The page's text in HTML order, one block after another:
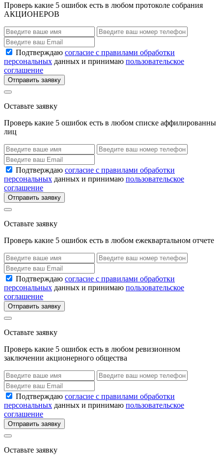
Проверь какие 5 ошибок есть в любом протоколе собрания
АКЦИОНЕРОВ
Подтверждаю согласие с правилами обработки
персональных данных и принимаю пользовательское
соглашение
Отправить заявку
Оставьте заявку
Проверь какие 5 ошибок есть в любом списке аффилированны
лиц
Подтверждаю согласие с правилами обработки
персональных данных и принимаю пользовательское
соглашение
Отправить заявку
Оставьте заявку
Проверь какие 5 ошибок есть в любом ежеквартальном отчете
Подтверждаю согласие с правилами обработки
персональных данных и принимаю пользовательское
соглашение
Отправить заявку
Оставьте заявку
Проверь какие 5 ошибок есть в любом ревизионном
заключении акционерного общества
Подтверждаю согласие с правилами обработки
персональных данных и принимаю пользовательское
соглашение
Отправить заявку
Оставьте заявку